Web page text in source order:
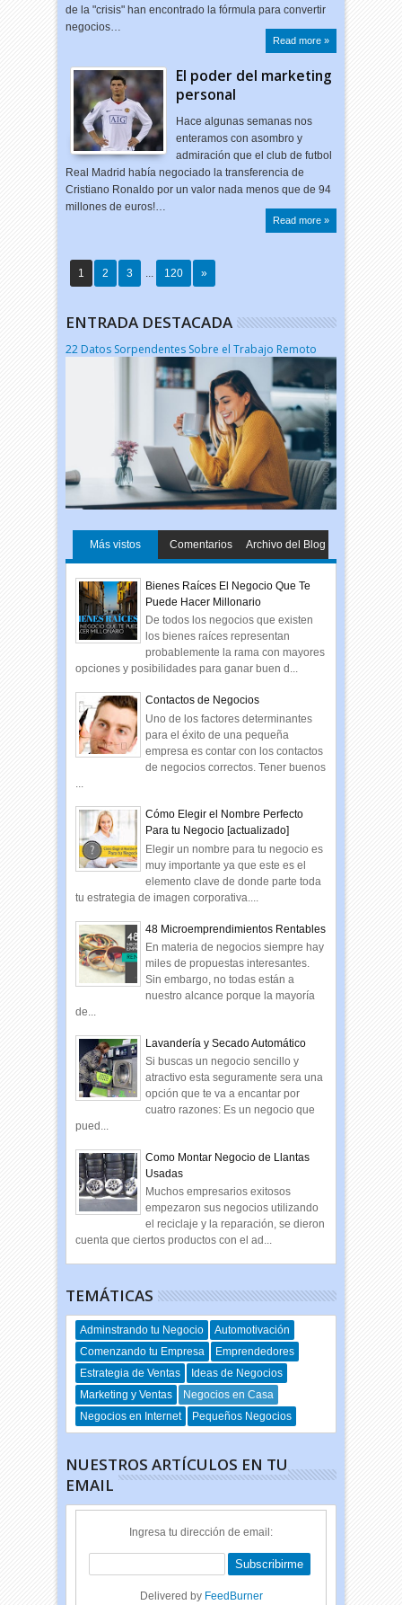
de la "crisis" han encontrado la fórmula para convertir
negocios…
Read more »
El poder del marketing
personal
Hace algunas semanas nos
enteramos con asombro y
admiración que el club de futbol
Real Madrid había negociado la transferencia de
Cristiano Ronaldo por un valor nada menos que de 94
millones de euros!…
Read more »
1 2 3 ... 120 »
ENTRADA DESTACADA
22 Datos Sorpendentes Sobre el Trabajo Remoto
Más vistos Comentarios Archivo del Blog
Bienes Raíces El Negocio Que Te
Puede Hacer Millonario
De todos los negocios que existen
los bienes raíces representan
probablemente la rama con mayores
opciones y posibilidades para ganar buen d...
Contactos de Negocios
Uno de los factores determinantes
para el éxito de una pequeña
empresa es contar con los contactos
de negocios correctos. Tener buenos
Cómo Elegir el Nombre Perfecto
Para tu Negocio [actualizado]
Elegir un nombre para tu negocio es
muy importante ya que este es el
elemento clave de donde parte toda
tu estrategia de imagen corporativa....
48 Microemprendimientos Rentables
En materia de negocios siempre hay
miles de propuestas interesantes.
Sin embargo, no todas están a
nuestro alcance porque la mayoría
de...
Lavandería y Secado Automático
Si buscas un negocio sencillo y
atractivo esta seguramente sera una
opción que te va a encantar por
cuatro razones: Es un negocio que
pued...
Como Montar Negocio de Llantas
Usadas
Muchos empresarios exitosos
empezaron sus negocios utilizando
el reciclaje y la reparación, se dieron
cuenta que ciertos productos con el ad...
TEMÁTICAS
Adminstrando tu Negocio
Automotivación
Comenzando tu Empresa
Emprendedores
Estrategia de Ventas
Ideas de Negocios
Marketing y Ventas
Negocios en Casa
Negocios en Internet
Pequeños Negocios
NUESTROS ARTÍCULOS EN TU
EMAIL
Ingresa tu dirección de email:
Delivered by FeedBurner